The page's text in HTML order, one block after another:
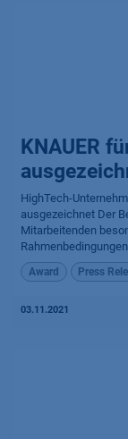
KNAUER
HighTech-
ausgezeichnet Der
Mitarbeitenden
Award Press
03.11.2021